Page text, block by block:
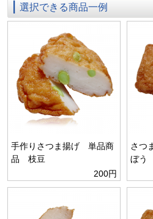
選択できる商品一例
手作りさつま揚げ 単品商
品 枝豆
200円
さつ
ぼう